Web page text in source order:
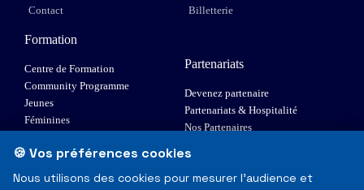
Contact
Billetterie
Formation
Centre de Formation
Community Programme
Jeunes
Féminines
Elite 1
Partenariats
Devenez partenaire
Partenariats & Hospitalité
Nos Partenaires
🍪 Vos préférences cookies
Nous utilisons des cookies pour mesurer l'audience et